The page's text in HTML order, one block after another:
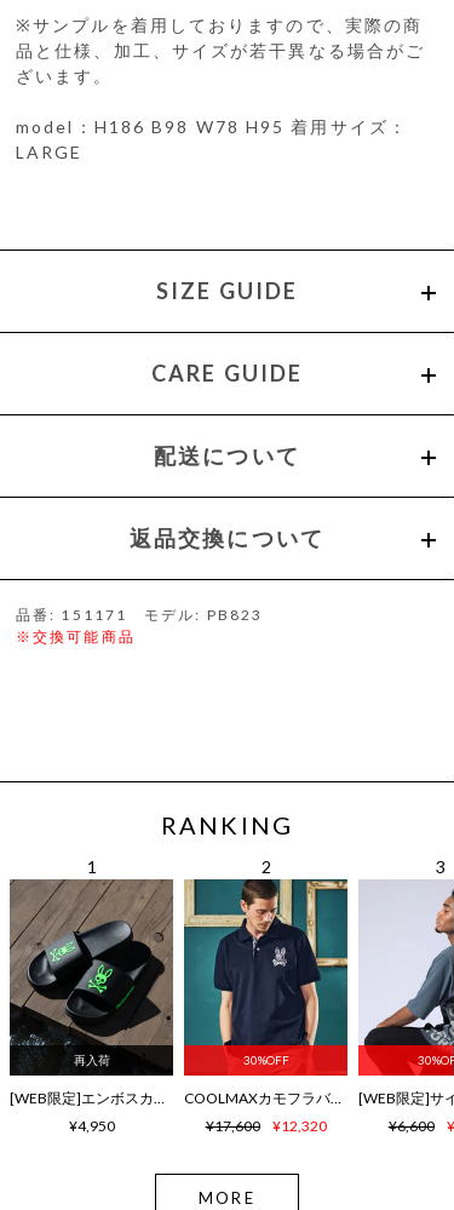
※サンプルを着用しておりますので、実際の商
品と仕様、加工、サイズが若干異なる場合がご
ざいます。
model：H186 B98 W78 H95 着用サイズ：
LARGE
SIZE GUIDE
CARE GUIDE
配送について
返品交換について
品番: 151171 モデル: PB823
※交換可能商品
RANKING
再入荷
[WEB限定]エンボスカラーロゴ シャワーサンダル
¥4,950
30%OFF
COOLMAXカモフラバニー鹿の子ポロシャツ
¥17,600
¥12,320 ¥6,600
MORE